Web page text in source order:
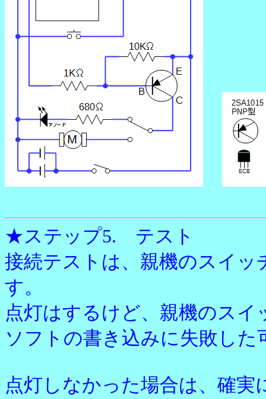
★ステップ5. テスト
接続テストは、親機のスイ
す。
点灯はするけど、親機のス
ソフトの書き込みに失敗し
点灯しなかった場合は、確